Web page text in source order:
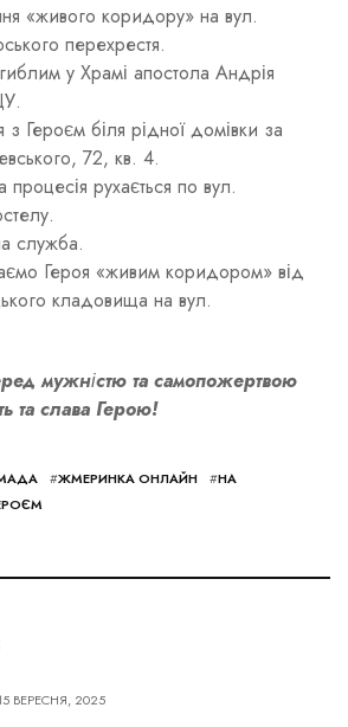
«живого коридору» на вул.
перехрестя.
у Храмі апостола Андрія
Героєм біля рідної домівки за
72, кв. 4.
рухається по вул.
служба.
Героя «живим коридором» від
кладовища на вул.
мужністю та самопожертвою
та слава Герою!
#ЖМЕРИНКА ОНЛАЙН #НА
ВЕРЕСНЯ, 2025